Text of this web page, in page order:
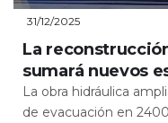
31/12/2025
La
sumará nuevos
La obra hidráulica
de evacuación en